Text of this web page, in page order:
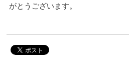
がとうございます。